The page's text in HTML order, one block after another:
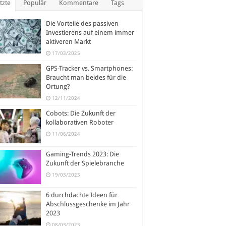
Populär Kommentare Tags
Die Vorteile des passiven
Investierens auf einem immer
aktiveren Markt
17/03/2025
GPS-Tracker vs. Smartphones:
Braucht man beides für die
Ortung?
12/11/2024
Cobots: Die Zukunft der
kollaborativen Roboter
11/06/2024
Gaming-Trends 2023: Die
Zukunft der Spielebranche
19/03/2023
6 durchdachte Ideen für
Abschlussgeschenke im Jahr
2023
08/03/2023